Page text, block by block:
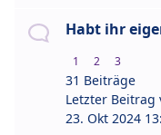
Habt ihr
1 2 3
31 Beiträge
Letzter Beitrag
23. Okt 2024